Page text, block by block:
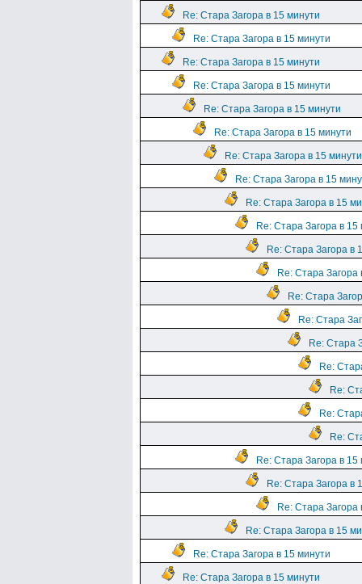
Re: Стара Загора в 15 минути
Re: Стара Загора в 15 минути
Re: Стара Загора в 15 минути
Re: Стара Загора в 15 минути
Re: Стара Загора в 15 минути
Re: Стара Загора в 15 минути
Re: Стара Загора в 15 минути
Re: Стара Загора в 15
Re: Стара Загора в 15
Re: Стара Загора в 15
Re: Стара Загора в
Re: Стара Загора
Re: Стара
Re: Стара
Re: Стара
Re:
Re:
Re:
Re:
Re: Стара Загора в 15
Re: Стара Загора в
Re: Стара Загора
Re: Стара Загора в 15
Re: Стара Загора в 15 минути
Re: Стара Загора в 15 минути